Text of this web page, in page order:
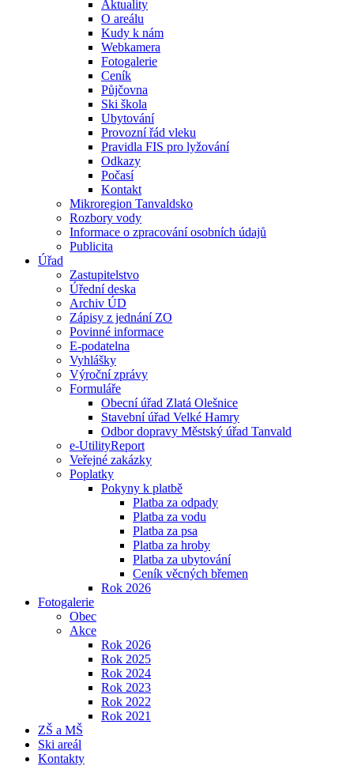
Aktuality
O areálu
Kudy k nám
Webkamera
Fotogalerie
Ceník
Půjčovna
Ski škola
Ubytování
Provozní řád vleku
Pravidla FIS pro lyžování
Odkazy
Počasí
Kontakt
Mikroregion Tanvaldsko
Rozbory vody
Informace o zpracování osobních údajů
Publicita
Úřad
Zastupitelstvo
Úřední deska
Archiv ÚD
Zápisy z jednání ZO
Povinné informace
E-podatelna
Vyhlášky
Výroční zprávy
Formuláře
Obecní úřad Zlatá Olešnice
Stavební úřad Velké Hamry
Odbor dopravy Městský úřad Tanvald
e-UtilityReport
Veřejné zakázky
Poplatky
Pokyny k platbě
Platba za odpady
Platba za vodu
Platba za psa
Platba za hroby
Platba za ubytování
Ceník věcných břemen
Rok 2026
Fotogalerie
Obec
Akce
Rok 2026
Rok 2025
Rok 2024
Rok 2023
Rok 2022
Rok 2021
ZŠ a MŠ
Ski areál
Kontakty